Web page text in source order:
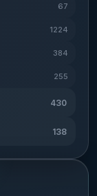
niți și
Mate
cu
ar avea
În
și
și
De
și
a
67
1224
384
255
430
138